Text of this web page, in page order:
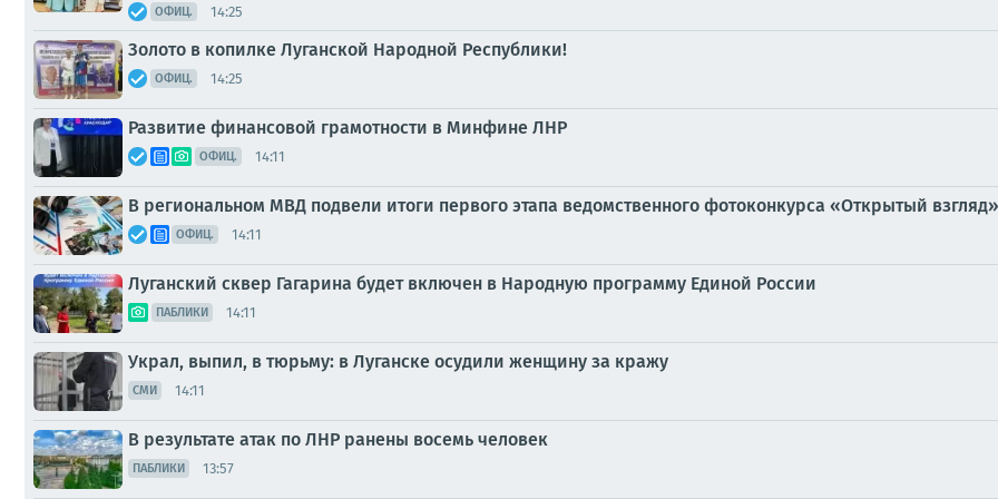
ОФИЦ. 14:25
Золото в копилке Луганской Народной Республики!
ОФИЦ. 14:25
Развитие финансовой грамотности в Минфине ЛНР
ОФИЦ. 14:11
В региональном МВД подвели итоги первого этапа ведомственного фотоконкурса «Открытый взгляд»
ОФИЦ. 14:11
Луганский сквер Гагарина будет включен в Народную программу Единой России
ПАБЛИКИ 14:11
Украл, выпил, в тюрьму: в Луганске осудили женщину за кражу
СМИ 14:11
В результате атак по ЛНР ранены восемь человек
ПАБЛИКИ 13:57